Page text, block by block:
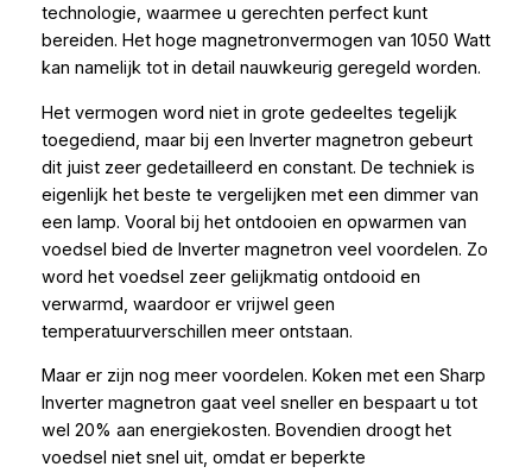
technologie, waarmee u gerechten perfect kunt
bereiden. Het hoge magnetronvermogen van 1050 Watt
kan namelijk tot in detail nauwkeurig geregeld worden.
Het vermogen word niet in grote gedeeltes tegelijk
toegediend, maar bij een Inverter magnetron gebeurt
dit juist zeer gedetailleerd en constant. De techniek is
eigenlijk het beste te vergelijken met een dimmer van
een lamp. Vooral bij het ontdooien en opwarmen van
voedsel bied de Inverter magnetron veel voordelen. Zo
word het voedsel zeer gelijkmatig ontdooid en
verwarmd, waardoor er vrijwel geen
temperatuurverschillen meer ontstaan.
Maar er zijn nog meer voordelen. Koken met een Sharp
Inverter magnetron gaat veel sneller en bespaart u tot
wel 20% aan energiekosten. Bovendien droogt het
voedsel niet snel uit, omdat er beperkte